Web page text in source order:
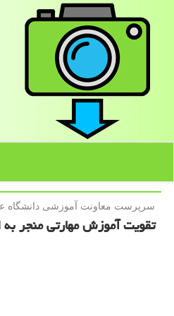
سرپرست معاونت آموزشی دانشگاه
تقویت آموزش مهارتی منجر